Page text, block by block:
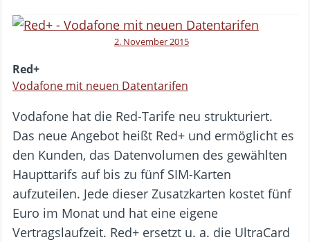
2. November 2015
Red+
Vodafone mit neuen Datentarifen
Vodafone hat die Red-Tarife neu strukturiert.
Das neue Angebot heißt Red+ und ermöglicht es
den Kunden, das Datenvolumen des gewählten
Haupttarifs auf bis zu fünf SIM-Karten
aufzuteilen. Jede dieser Zusatzkarten kostet fünf
Euro im Monat und hat eine eigene
Vertragslaufzeit. Red+ ersetzt u. a. die UltraCard